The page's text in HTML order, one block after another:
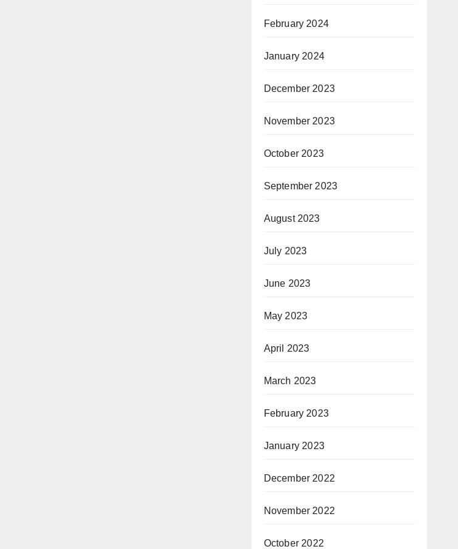
February 2024
January 2024
December 2023
November 2023
October 2023
September 2023
August 2023
July 2023
June 2023
May 2023
April 2023
March 2023
February 2023
January 2023
December 2022
November 2022
October 2022